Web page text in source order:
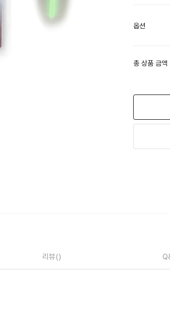
옵션
총 상품 금액
리뷰()